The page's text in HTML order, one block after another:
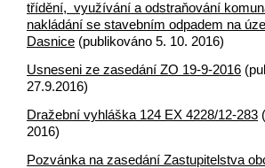
třídění, využívání a odstraňování
nakládání se stavebním odpadem na
Dasnice (publikováno 5. 10. 2016)
Usneseni ze zasedání ZO 19-9-2016
27.9.2016)
Dražební vyhláška 124 EX 4228/12-283
2016)
Pozvánka na zasedání Zastupitelstva